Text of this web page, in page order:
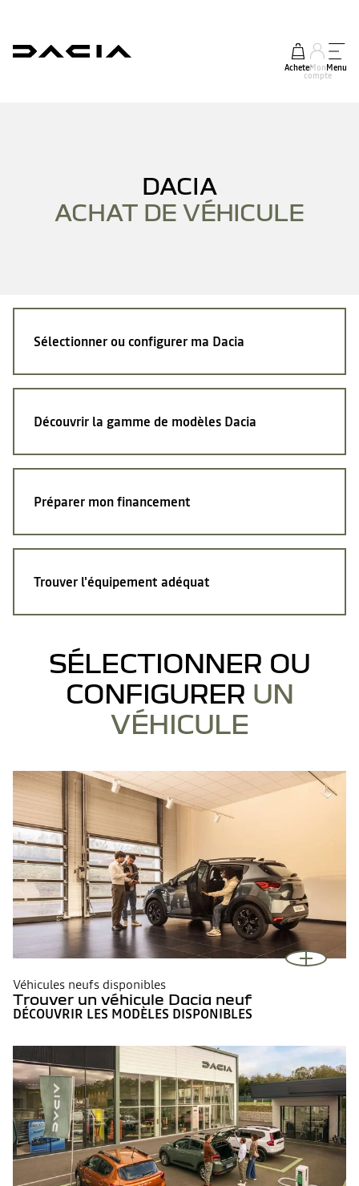
AcheterMon
compte
Menu
DACIA
ACHAT DE VÉHICULE
Sélectionner ou configurer ma Dacia
Découvrir la gamme de modèles Dacia
Préparer mon financement
Trouver l'équipement adéquat
SÉLECTIONNER OU
CONFIGURER UN
VÉHICULE
Véhicules neufs disponibles
Trouver un véhicule Dacia neuf
DÉCOUVRIR LES MODÈLES DISPONIBLES